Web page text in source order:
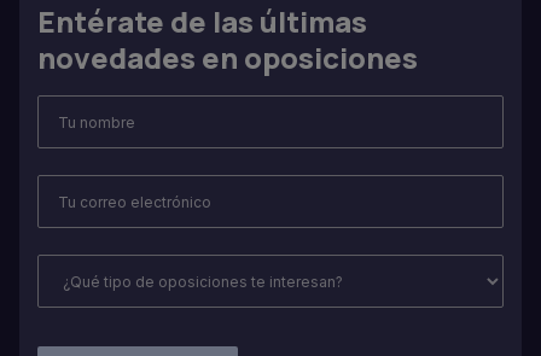
Entérate de las últimas
novedades en oposiciones